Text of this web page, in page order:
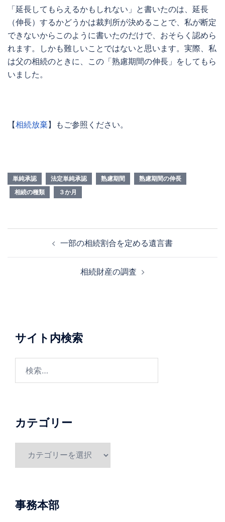
「延長してもらえるかもしれない」と書いたのは、延長
（伸長）するかどうかは裁判所が決めることで、私が断定
できないからこのように書いたのだけで、おそらく認めら
れます。しかも難しいことではないと思います。実際、私
は父の相続のときに、この「熟慮期間の伸長」をしてもら
いました。
【相続放棄】もご参照ください。
単純承認 法定単純承認 熟慮期間
熟慮期間の伸長
相続の種類
３か月
ナ
ョ
ン
一部の相続割合を定める遺言書
相続財産の調査
サイト内検索
カテゴリー
ー
事務本部